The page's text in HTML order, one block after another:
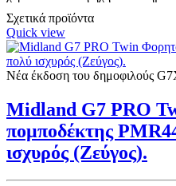
Σχετικά προϊόντα
Quick view
Νέα έκδοση του δημοφιλούς
Midland G7 PRO
πομποδέκτης
ισχυρός (Ζεύγος).